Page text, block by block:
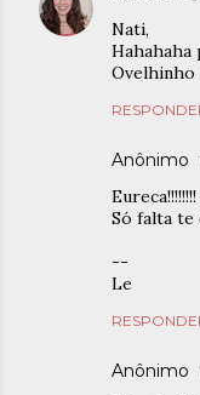
Nati,
Hahahaha
Ovelhinho
Anônimo
Só falta te
--
Le
Anônimo